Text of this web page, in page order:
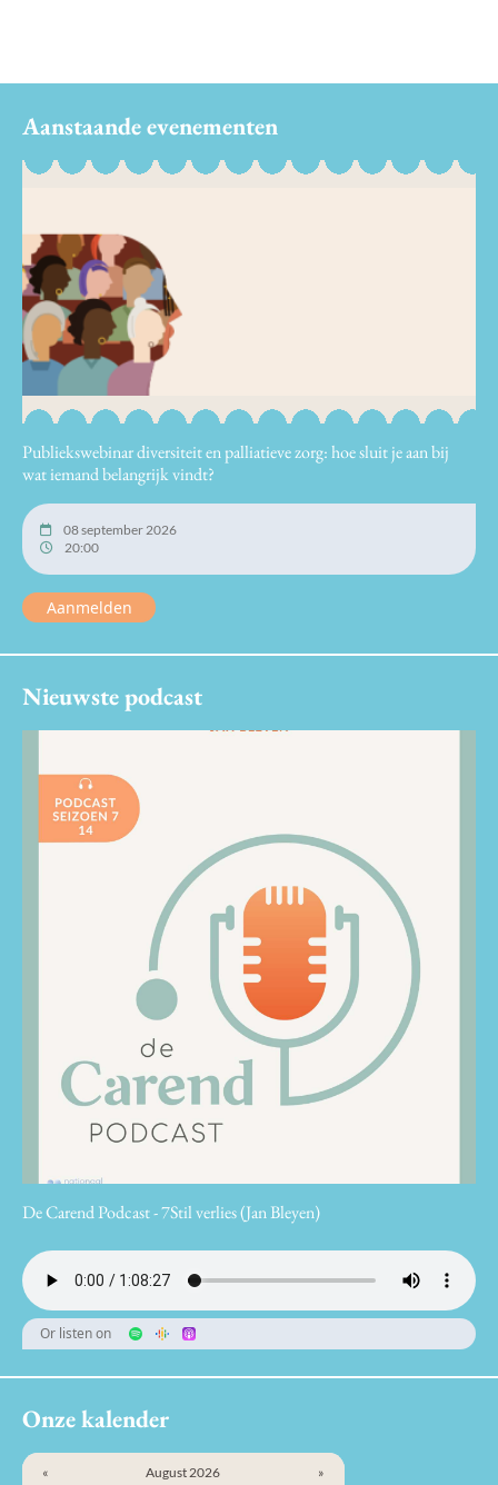
Aanstaande evenementen
Publiekswebinar diversiteit en palliatieve zorg: hoe sluit je aan bij
wat iemand belangrijk vindt?
08 september 2026
20:00
Aanmelden
Nieuwste podcast
De Carend Podcast - 7Stil verlies (Jan Bleyen)
Or listen on
Onze kalender
« August 2026 »